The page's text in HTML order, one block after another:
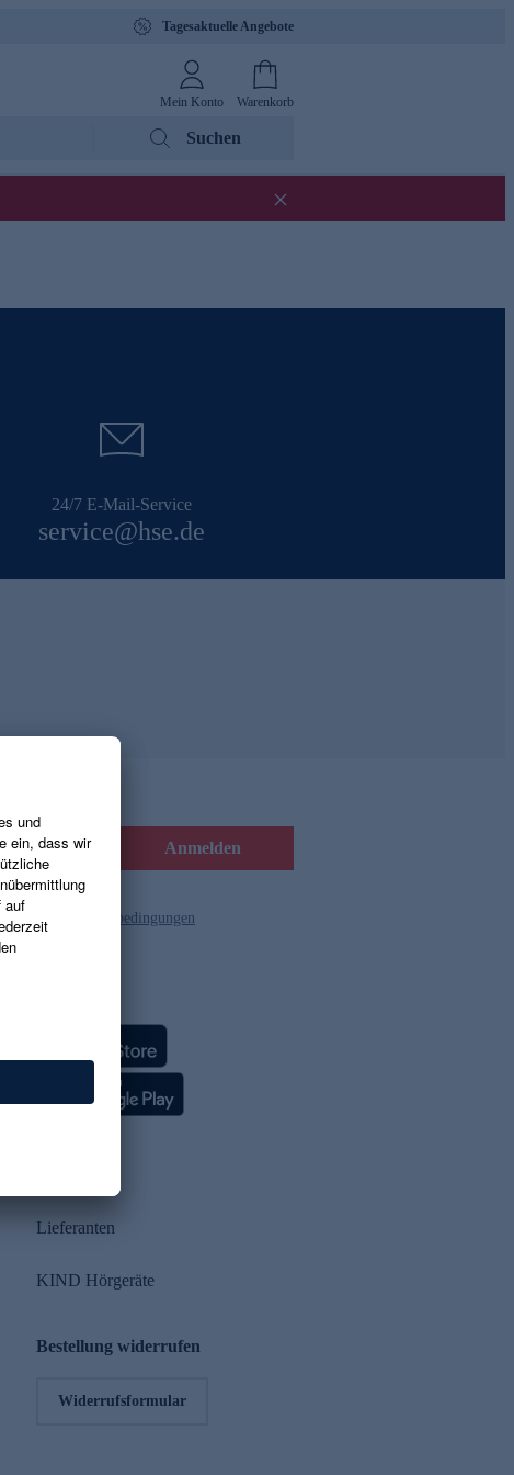
Tagesaktuelle Angebote
Mein Konto Warenkorb
Suchen
24/7 E-Mail-Service
service@hse.de
Anmelden
und die Gutscheinbedingungen
Lieferanten
KIND Hörgeräte
Bestellung widerrufen
Widerrufsformular